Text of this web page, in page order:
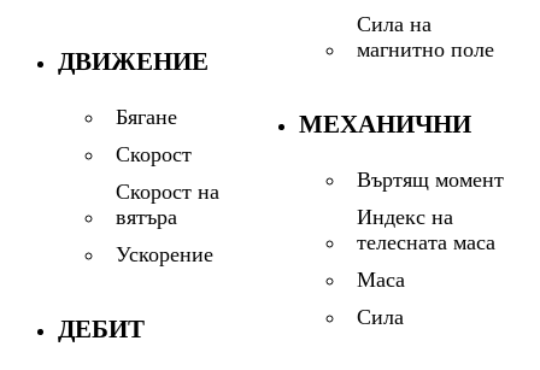
ДВИЖЕНИЕ
Бягане
Скорост
Скорост на
вятъра
Ускорение
ДЕБИТ
Сила на
магнитно поле
МЕХАНИЧНИ
Въртящ момент
Индекс на
телесната маса
Маса
Сила